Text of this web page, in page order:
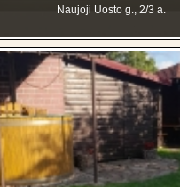
Naujoji Uosto g., 2/3 a.